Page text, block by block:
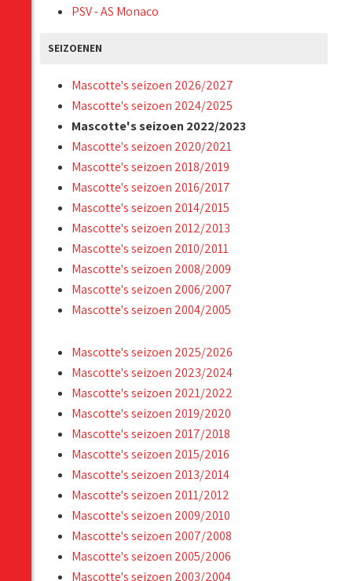
PSV - AS Monaco
SEIZOENEN
Mascotte's seizoen 2026/2027
Mascotte's seizoen 2024/2025
Mascotte's seizoen 2022/2023
Mascotte's seizoen 2020/2021
Mascotte's seizoen 2018/2019
Mascotte's seizoen 2016/2017
Mascotte's seizoen 2014/2015
Mascotte's seizoen 2012/2013
Mascotte's seizoen 2010/2011
Mascotte's seizoen 2008/2009
Mascotte's seizoen 2006/2007
Mascotte's seizoen 2004/2005
Mascotte's seizoen 2025/2026
Mascotte's seizoen 2023/2024
Mascotte's seizoen 2021/2022
Mascotte's seizoen 2019/2020
Mascotte's seizoen 2017/2018
Mascotte's seizoen 2015/2016
Mascotte's seizoen 2013/2014
Mascotte's seizoen 2011/2012
Mascotte's seizoen 2009/2010
Mascotte's seizoen 2007/2008
Mascotte's seizoen 2005/2006
Mascotte's seizoen 2003/2004